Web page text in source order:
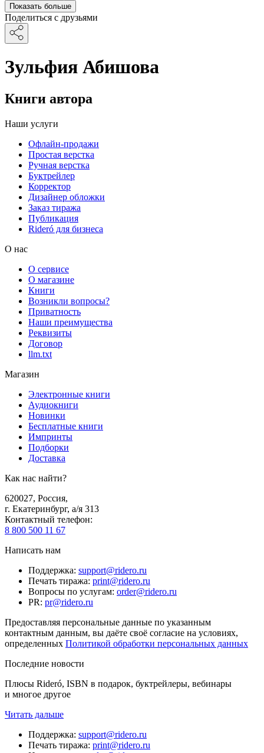
Показать больше
Поделиться с друзьями
Зульфия Абишова
Книги автора
Наши услуги
Офлайн-продажи
Простая верстка
Ручная верстка
Буктрейлер
Корректор
Дизайнер обложки
Заказ тиража
Публикация
Rideró для бизнеса
О нас
О сервисе
О магазине
Книги
Возникли вопросы?
Приватность
Наши преимущества
Реквизиты
Договор
llm.txt
Магазин
Электронные книги
Аудиокниги
Новинки
Бесплатные книги
Импринты
Подборки
Доставка
Как нас найти?
620027, Россия,
г. Екатеринбург, а/я 313
Контактный телефон:
8 800 500 11 67
Написать нам
Поддержка: support@ridero.ru
Печать тиража: print@ridero.ru
Вопросы по услугам: order@ridero.ru
PR: pr@ridero.ru
Предоставляя персональные данные по указанным
контактным данным, вы даёте своё согласие на условиях,
определенных Политикой обработки персональных данных
Последние новости
Плюсы Rideró, ISBN в подарок, буктрейлеры, вебинары
и многое другое
Читать дальше
Поддержка: support@ridero.ru
Печать тиража: print@ridero.ru